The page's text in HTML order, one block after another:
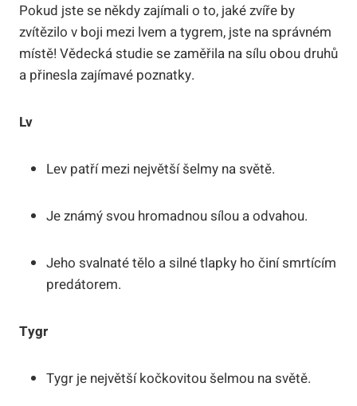
Pokud jste se někdy zajímali o to, jaké zvíře by
zvítězilo v boji mezi lvem a tygrem, jste na správném
místě! Vědecká studie se zaměřila na sílu obou druhů
a přinesla zajímavé poznatky.
Lv
Lev patří mezi největší šelmy na světě.
Je známý svou hromadnou sílou a odvahou.
Jeho svalnaté tělo a silné tlapky ho činí smrtícím
predátorem.
Tygr
Tygr je největší kočkovitou šelmou na světě.